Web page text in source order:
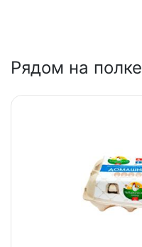
Рядом на полке